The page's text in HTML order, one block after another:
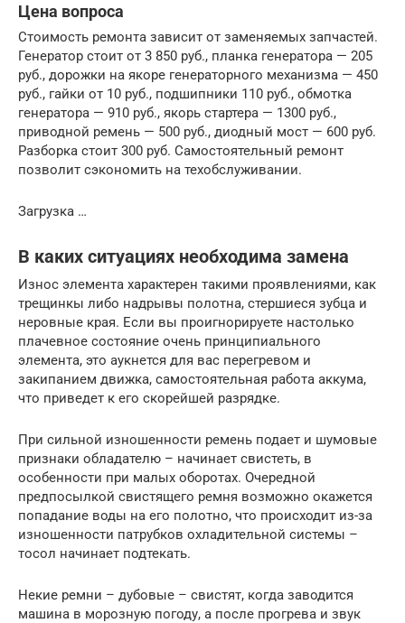
Цена вопроса
Стоимость ремонта зависит от заменяемых запчастей.
Генератор стоит от 3 850 руб., планка генератора — 205
руб., дорожки на якоре генераторного механизма — 450
руб., гайки от 10 руб., подшипники 110 руб., обмотка
генератора — 910 руб., якорь стартера — 1300 руб.,
приводной ремень — 500 руб., диодный мост — 600 руб.
Разборка стоит 300 руб. Самостоятельный ремонт
позволит сэкономить на техобслуживании.
Загрузка …
В каких ситуациях необходима замена
Износ элемента характерен такими проявлениями, как
трещинкы либо надрывы полотна, стершиеся зубца и
неровные края. Если вы проигнорируете настолько
плачевное состояние очень принципиального
элемента, это аукнется для вас перегревом и
закипанием движка, самостоятельная работа аккума,
что приведет к его скорейшей разрядке.
При сильной изношенности ремень подает и шумовые
признаки обладателю – начинает свистеть, в
особенности при малых оборотах. Очередной
предпосылкой свистящего ремня возможно окажется
попадание воды на его полотно, что происходит из-за
изношенности патрубков охладительной системы –
тосол начинает подтекать.
Некие ремни – дубовые – свистят, когда заводится
машина в морозную погоду, а после прогрева и звук